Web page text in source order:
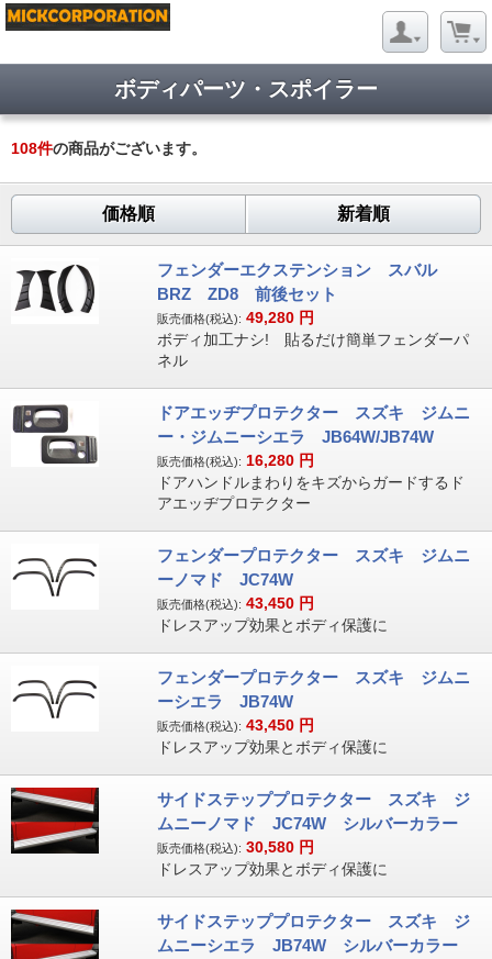
ボディパーツ・スポイラー
108件の商品がございます。
価格順 新着順
フェンダーエクステンション スバル
BRZ ZD8 前後セット
販売価格(税込): 49,280 円
ボディ加工ナシ! 貼るだけ簡単フェンダーパ
ネル
ドアエッヂプロテクター スズキ ジムニ
ー・ジムニーシエラ JB64W/JB74W
販売価格(税込): 16,280 円
ドアハンドルまわりをキズからガードするド
アエッヂプロテクター
フェンダープロテクター スズキ ジムニ
ーノマド JC74W
販売価格(税込): 43,450 円
ドレスアップ効果とボディ保護に
フェンダープロテクター スズキ ジムニ
ーシエラ JB74W
販売価格(税込): 43,450 円
ドレスアップ効果とボディ保護に
サイドステッププロテクター スズキ ジ
ムニーノマド JC74W シルバーカラー
販売価格(税込): 30,580 円
ドレスアップ効果とボディ保護に
サイドステッププロテクター スズキ ジ
ムニーシエラ JB74W シルバーカラー